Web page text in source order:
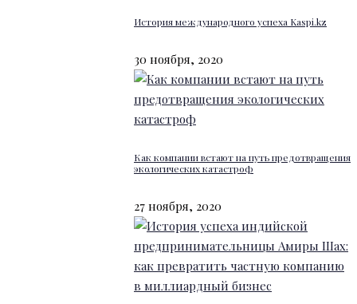
История международного успеха Kaspi.kz
30 ноября, 2020
Как компании встают на путь предотвращения
экологических катастроф
27 ноября, 2020